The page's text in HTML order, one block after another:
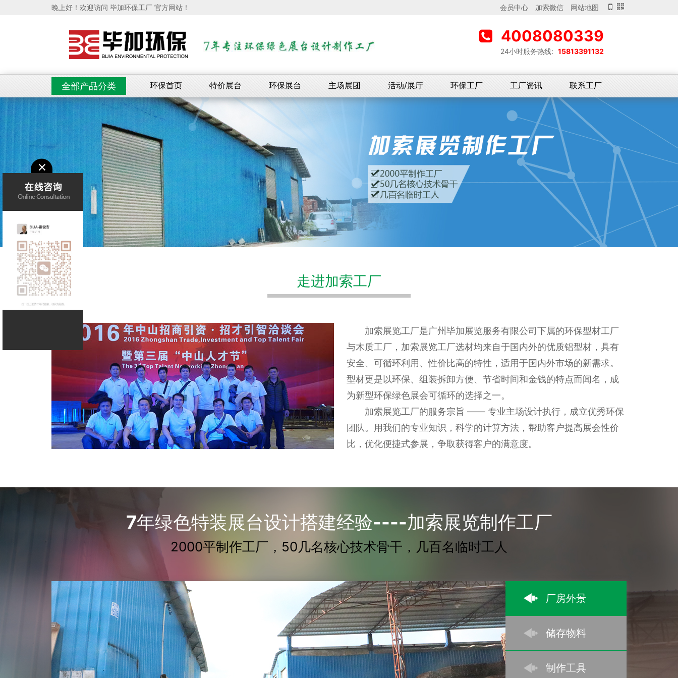
晚上好！欢迎访问 毕加环保工厂 官方网站！ 会员中心 加索微信 网站地图
4008080339
24小时服务热线: 15813391132
全部产品分类 环保首页 特价展台 环保展台 主场展团 活动/展厅 环保工厂 工厂资讯 联系工厂
走进加索工厂
加索展览工厂是广州毕加展览服务有限公司下属的环保型材工厂
与木质工厂，加索展览工厂选材均来自于国内外的优质铝型材，具有
安全、可循环利用、性价比高的特性，适用于国内外市场的新需求。
型材更是以环保、组装拆卸方便、节省时间和金钱的特点而闻名，成
为新型环保绿色展会可循环的选择之一。
加索展览工厂的服务宗旨 —— 专业主场设计执行，成立优秀环保
团队。用我们的专业知识，科学的计算方法，帮助客户提高展会性价
比，优化便捷式参展，争取获得客户的满意度。
7年绿色特装展台设计搭建经验----加索展览制作工厂
2000平制作工厂，50几名核心技术骨干，几百名临时工人
厂房外景
储存物料
制作工具